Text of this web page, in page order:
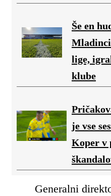
Še en
lige,
klube
je vse
Koper v
Generalni